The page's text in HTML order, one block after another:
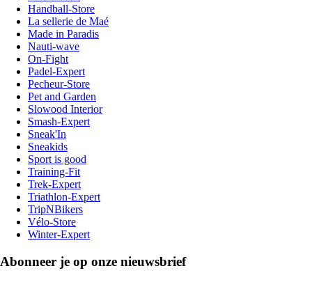
Handball-Store
La sellerie de Maé
Made in Paradis
Nauti-wave
On-Fight
Padel-Expert
Pecheur-Store
Pet and Garden
Slowood Interior
Smash-Expert
Sneak'In
Sneakids
Sport is good
Training-Fit
Trek-Expert
Triathlon-Expert
TripNBikers
Vélo-Store
Winter-Expert
Abonneer je op onze nieuwsbrief